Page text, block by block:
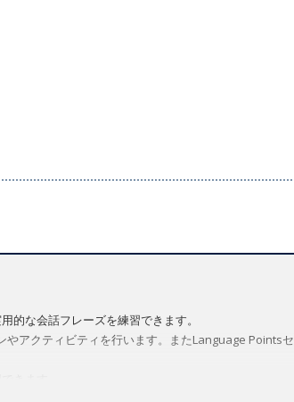
的な会話フレーズを練習できます。
アクティビティを行います。またLanguage Pointsセ
向けリソースをご用意しています。